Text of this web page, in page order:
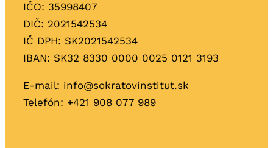
IČO: 35998407
DIČ: 2021542534
IČ DPH: SK2021542534
IBAN: SK32 8330 0000 0025 0121 3193
E-mail: info@sokratovinstitut.sk
Telefón: +421 908 077 989